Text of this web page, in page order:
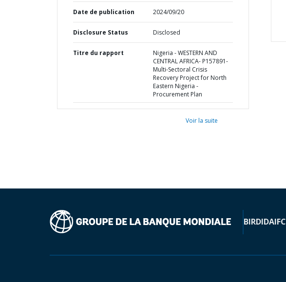
Date de publication 2024/09/20
Disclosure Status Disclosed
Titre du rapport
Nigeria - WESTERN AND
CENTRAL AFRICA- P157891-
Multi-Sectoral Crisis
Recovery Project for North
Eastern Nigeria -
Procurement Plan
Voir la suite
BIRDIDAIFC